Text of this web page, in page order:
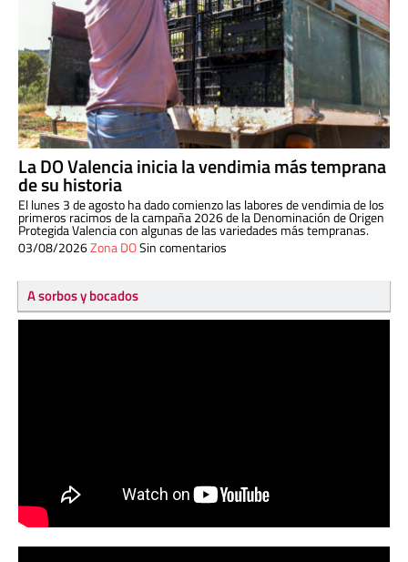
La DO Valencia inicia la vendimia más temprana
de su historia
El lunes 3 de agosto ha dado comienzo las labores de vendimia de los
primeros racimos de la campaña 2026 de la Denominación de Origen
Protegida Valencia con algunas de las variedades más tempranas.
03/08/2026Zona DOSin comentarios
A sorbos y bocados